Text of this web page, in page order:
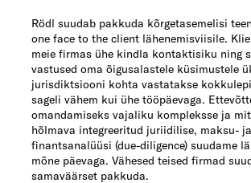
Rödl suudab pakkuda kõrgetasemelisi
one face to the client lähenemisviisile.
meie firmas ühe kindla kontaktisiku ning
vastused oma õigusalastele küsimustele
jurisdiktsiooni kohta vastatakse
sageli vähem kui ühe tööpäevaga.
omandamiseks vajaliku kompleksse ja
hõlmava integreeritud juriidilise, maksu- ja
finantsanalüüsi (due-diligence) suudame
mõne päevaga. Vähesed teised firmad
samaväärset pakkuda.